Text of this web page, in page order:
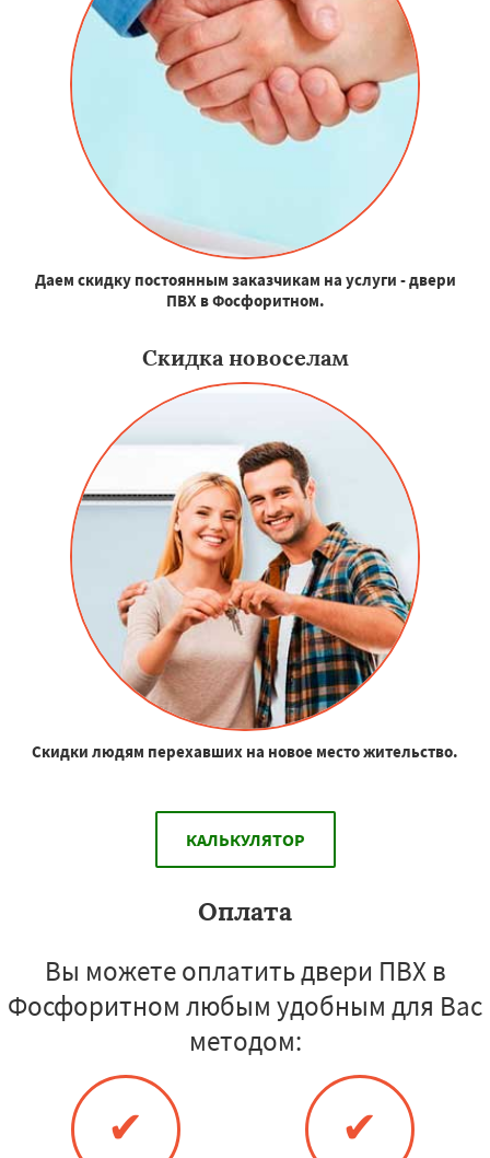
Даем скидку постоянным заказчикам на услуги - двери
ПВХ в Фосфоритном.
Скидка новоселам
Скидки людям перехавших на новое место жительство.
КАЛЬКУЛЯТОР
Оплата
Вы можете оплатить двери ПВХ в
Фосфоритном любым удобным для Вас
методом:
✔ ✔